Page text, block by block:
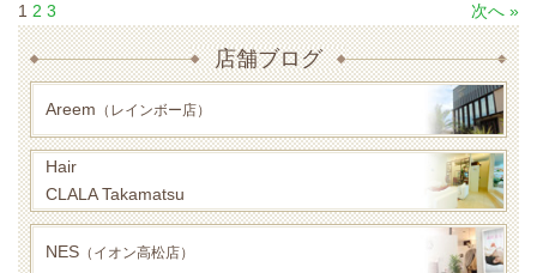
1 2 3 次へ »
店舗ブログ
Areem （レインボー店）
Hair
CLALA Takamatsu
NES （イオン高松店）